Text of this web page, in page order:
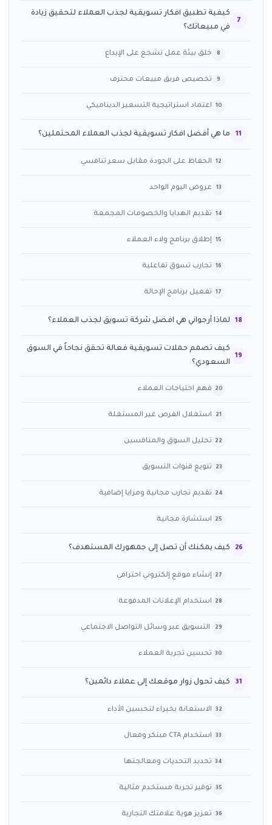
كيفية تطبيق افكار تسويقية لجذب العملاء لتحقيق زيادة
في مبيعاتك؟
خلق بيئة عمل تشجع على الإبداع
تخصيص فريق مبيعات محترف
اعتماد استراتيجية التسعير الديناميكي
ما هي أفضل افكار تسويقية لجذب العملاء المحتملين؟
الحفاظ على الجودة مقابل سعر تنافسي
عروض اليوم الواحد
تقديم الهدايا والخصومات المجمعة
إطلاق برنامج ولاء العملاء
تجارب تسوق تفاعلية
تفعيل برنامج الإحالة
لماذا أرجواني هي افضل شركة تسويق لجذب العملاء؟
كيف تصمم حملات تسويقية فعالة تحقق نجاحاً في السوق
السعودي؟
فهم احتياجات العملاء
استغلال الفرص غير المستغلة
تحليل السوق والمنافسين
تنويع قنوات التسويق
تقديم تجارب مجانية ومزايا إضافية
استشارة مجانية
كيف يمكنك أن تصل إلى جمهورك المستهدف؟
إنشاء موقع إلكتروني احترافي
استخدام الإعلانات المدفوعة
التسويق عبر وسائل التواصل الاجتماعي
تحسين تجربة العملاء
كيف تحول زوار موقعك إلى عملاء دائمين؟
الاستعانة بخبراء لتحسين الأداء
استخدام CTA مبتكر وفعال
تحديد التحديات ومعالجتها
توفير تجربة مستخدم مثالية
تعزيز هوية علامتك التجارية